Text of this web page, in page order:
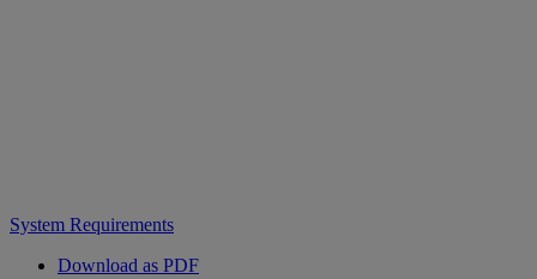
System Requirements
Download as PDF